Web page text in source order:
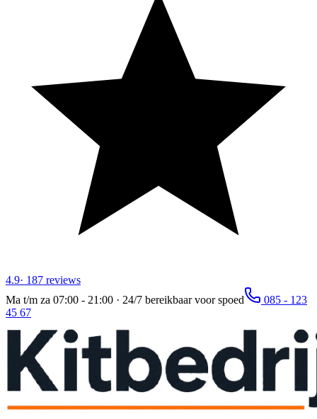
4.9· 187 reviews
Ma t/m za 07:00 - 21:00 · 24/7 bereikbaar voor spoed
085 - 123
45 67